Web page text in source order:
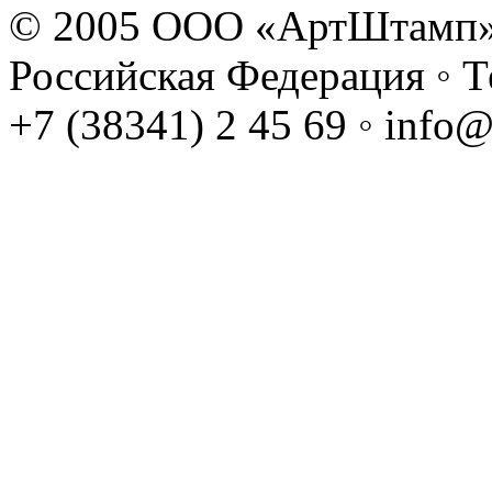
© 2005 ООО «АртШтамп»
Российская Федерация ◦
+7 (38341) 2 45 69 ◦